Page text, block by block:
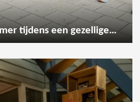
Geniet van de zomer tijdens een gezellige wandeling